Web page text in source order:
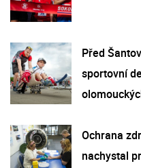
Před
sportovní
Ochrana
nachystal